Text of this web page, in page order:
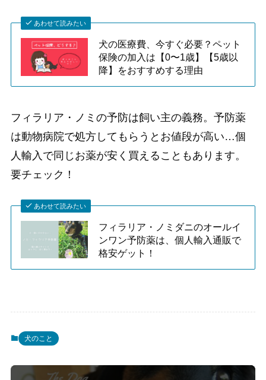
あわせて読みたい
犬の医療費、今すぐ必要？ペット
保険の加入は【0〜1歳】【5歳以
降】をおすすめする理由
フィラリア・ノミの予防は飼い主の義務。予防薬
は動物病院で処方してもらうとお値段が高い…個
人輸入で同じお薬が安く買えることもあります。
要チェック！
あわせて読みたい
フィラリア・ノミダニのオールイ
ンワン予防薬は、個人輸入通販で
格安ゲット！
犬のこと